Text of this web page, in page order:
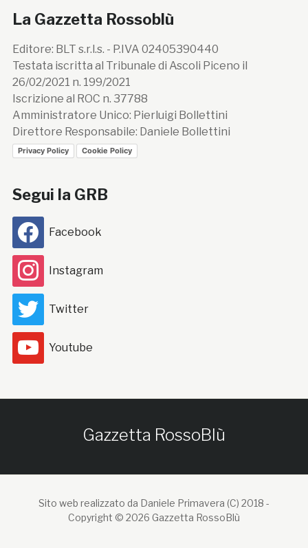
La Gazzetta Rossoblù
Editore: BLT s.r.l.s. - P.IVA 02405390440
Testata iscritta al Tribunale di Ascoli Piceno il
26/02/2021 n. 199/2021
Iscrizione al ROC n. 37788
Amministratore Unico: Pierluigi Bollettini
Direttore Responsabile: Daniele Bollettini
Privacy Policy Cookie Policy
Segui la GRB
Facebook
Instagram
Twitter
Youtube
Gazzetta RossoBlù
Sito web realizzato da Daniele Primavera (C) 2018 -
Copyright © 2026 Gazzetta RossoBlù